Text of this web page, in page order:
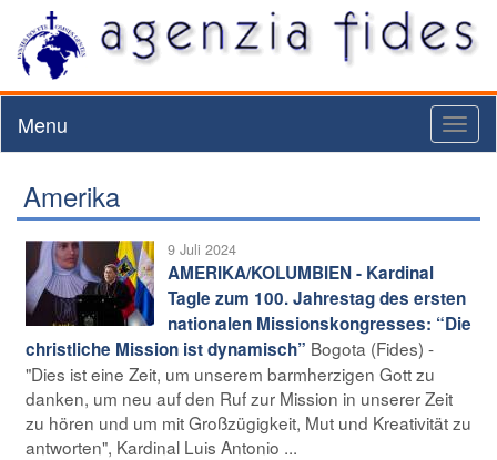
Menu
Amerika
9 Juli 2024
AMERIKA/KOLUMBIEN - Kardinal
Tagle zum 100. Jahrestag des ersten
nationalen Missionskongresses: “Die
christliche Mission ist dynamisch” Bogota (Fides) -
"Dies ist eine Zeit, um unserem barmherzigen Gott zu
danken, um neu auf den Ruf zur Mission in unserer Zeit
zu hören und um mit Großzügigkeit, Mut und Kreativität zu
antworten", Kardinal Luis Antonio ...